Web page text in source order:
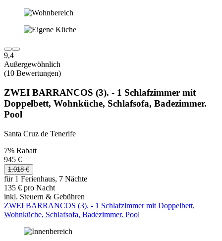
9,4
Außergewöhnlich
(10 Bewertungen)
ZWEI BARRANCOS (3). - 1 Schlafzimmer mit
Doppelbett, Wohnküche, Schlafsofa, Badezimmer.
Pool
Santa Cruz de Tenerife
7% Rabatt
945 €
1.018 €
für 1 Ferienhaus, 7 Nächte
135 € pro Nacht
inkl. Steuern & Gebühren
ZWEI BARRANCOS (3). - 1 Schlafzimmer mit Doppelbett,
Wohnküche, Schlafsofa, Badezimmer. Pool